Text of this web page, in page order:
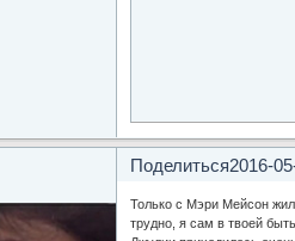
Поделиться2016-
Только с Мэри Мейсон
трудно, я сам в твоей